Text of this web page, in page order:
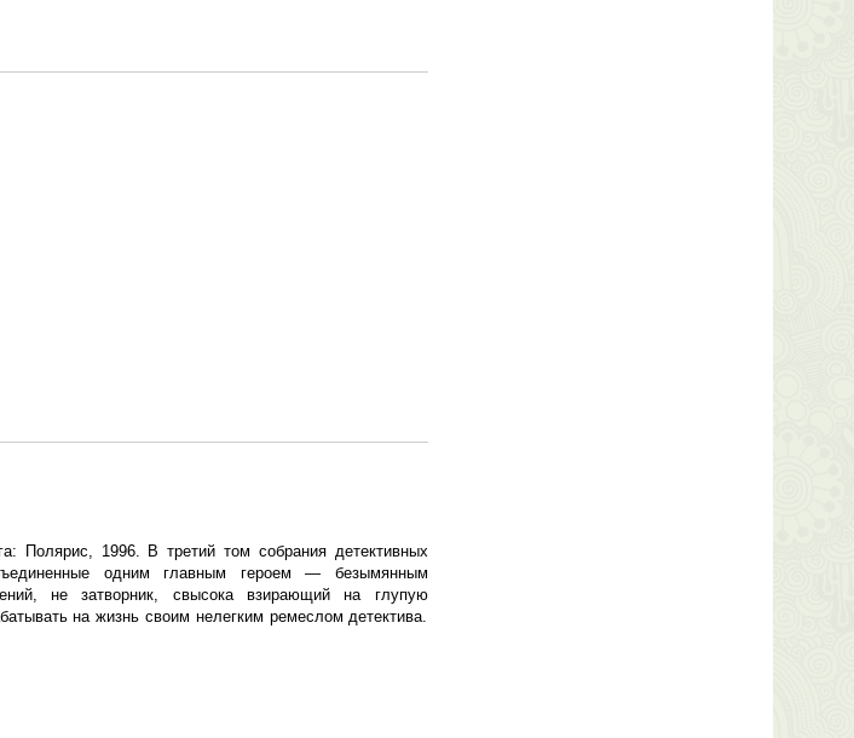
1996. В третий том собрания детективных
одним главным героем — безымянным
не затворник, свысока взирающий на глупую
на жизнь своим нелегким ремеслом детектива.